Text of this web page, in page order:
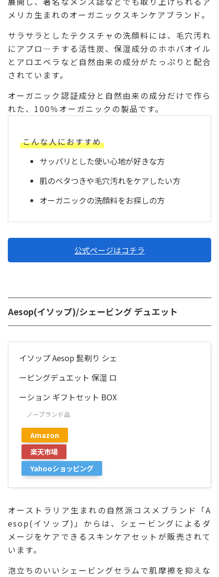
メリカ生まれのオーガニックスキンケアブランド。
サラサラとしたテクスチャの洗顔料には、毛穴汚れ
にアプロ―チする活性炭、保湿成分のホホバオイル
とアロエベラなど自然由来の成分がたっぷりと配合
されています。
オーガニック認証成分と自然由来の成分だけで作ら
れた、100％オーガニックの製品です。
こんな人におすすめ
サッパリとした使い心地が好きな方
肌のベタつきや毛穴汚れをケアしたい方
オーガニックの洗顔料をお探しの方
公式ページはコチラ
Aesop(イソップ)/シェービング デュエット
イソップ Aesop 髭剃り シェ
ービングデュエット 保湿 ロ
ーション ギフトセット BOX
ノーブランド品
Amazon
楽天市場
Yahooショッピング
オーストラリア生まれの自然派コスメブランド「A
esop(イソップ)」からは、シェービングによるダ
メージをケアできるスキンケアセットが販売されて
います。
泡立ちのいいシェービングセラムで肌摩擦を抑えな